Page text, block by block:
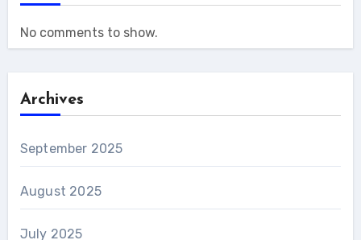
No comments to show.
Archives
September 2025
August 2025
July 2025